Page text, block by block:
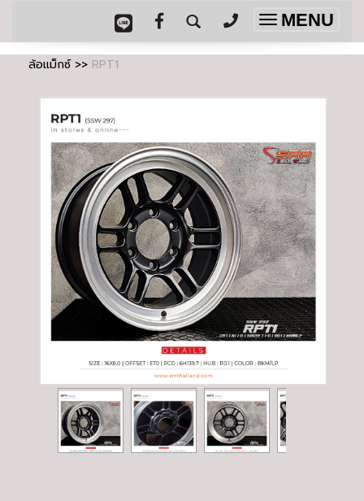
Toggle
navigation
MENU
ล้อแม็กซ์>> RPT1